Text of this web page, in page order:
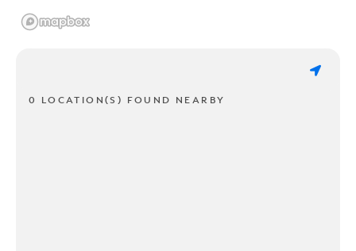
0 LOCATION(S) FOUND NEARBY